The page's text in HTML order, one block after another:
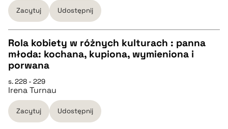
pobierz cytat
BIBTEX
Zacytuj Udostępnij
CZYSTY TEKST
pobierz cytat
BIBTEX
Rola kobiety w różnych kulturach : panna
młoda: kochana, kupiona, wymieniona i
porwana
s. 228 - 229
Irena Turnau
Zacytuj Udostępnij